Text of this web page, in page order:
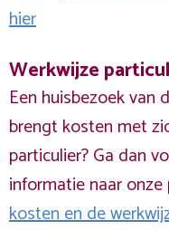
hier
Werkwijze
Een huisbezoek van
brengt kosten met
particulier? Ga dan
informatie naar
kosten en de